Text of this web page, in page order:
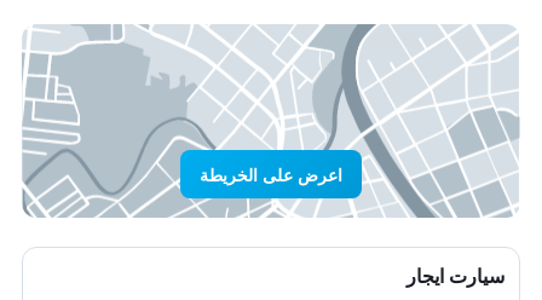
اعرض على الخريطة
سيارت ايجار